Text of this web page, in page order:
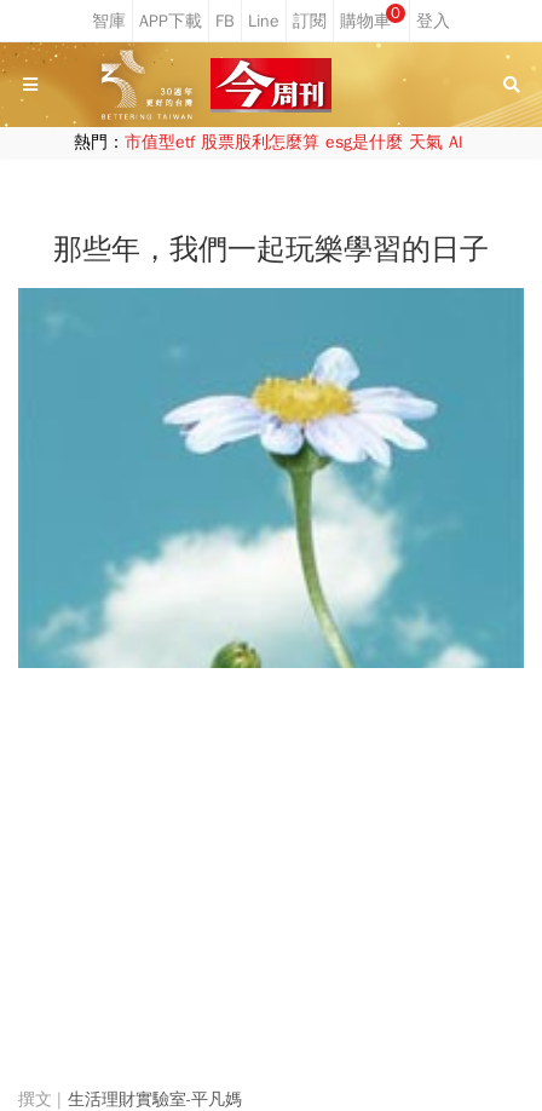
0
熱門： 市值型etf 股票股利怎麼算 esg是什麼 天氣 AI
那些年，我們一起玩樂學習的日子
生活理財實驗室-平凡媽